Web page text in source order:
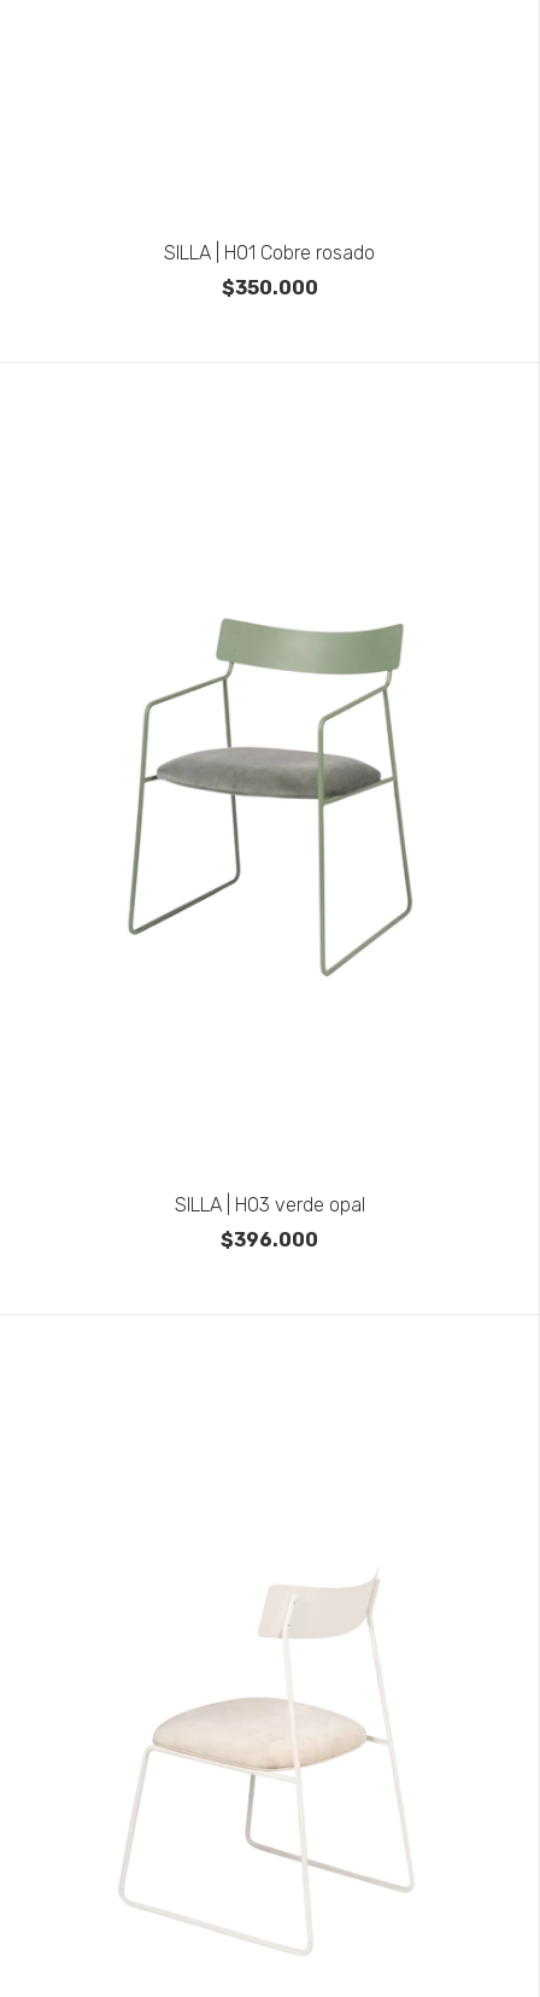
SILLA | H01 Cobre rosado
$350.000
SILLA | H03 verde opal
$396.000